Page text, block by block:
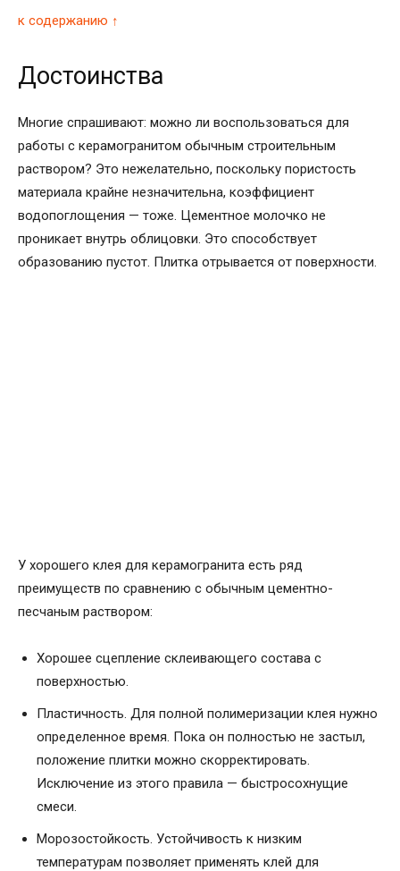
к содержанию ↑
Достоинства
Многие спрашивают: можно ли воспользоваться для
работы с керамогранитом обычным строительным
раствором? Это нежелательно, поскольку пористость
материала крайне незначительна, коэффициент
водопоглощения — тоже. Цементное молочко не
проникает внутрь облицовки. Это способствует
образованию пустот. Плитка отрывается от поверхности.
У хорошего клея для керамогранита есть ряд
преимуществ по сравнению с обычным цементно-
песчаным раствором:
Хорошее сцепление склеивающего состава с
поверхностью.
Пластичность. Для полной полимеризации клея нужно
определенное время. Пока он полностью не застыл,
положение плитки можно скорректировать.
Исключение из этого правила — быстросохнущие
смеси.
Морозостойкость. Устойчивость к низким
температурам позволяет применять клей для